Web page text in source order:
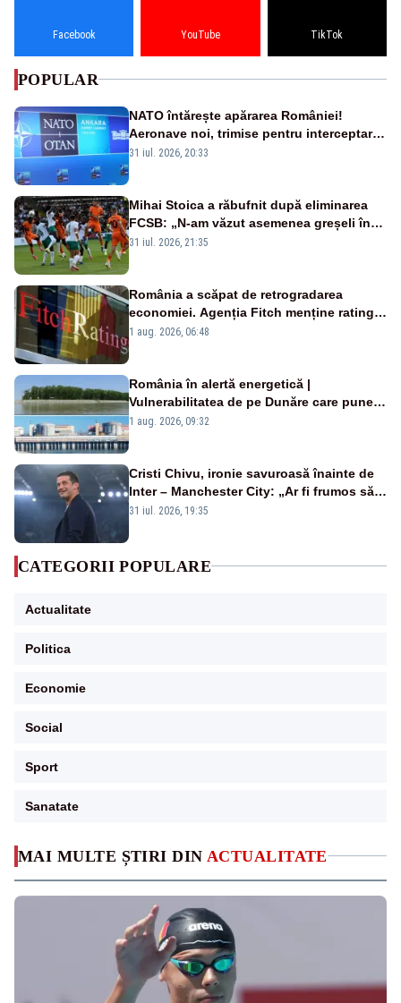
MAI MULTE ȘTIRI DIN ACTUALITATE
Facebook YouTube TikTok
POPULAR
NATO întărește apărarea României!
Aeronave noi, trimise pentru interceptarea
și distrugerea dronelor
31 iul. 2026, 20:33
Mihai Stoica a răbufnit după eliminarea
FCSB: „N-am văzut asemenea greșeli în
190 de meciuri europene”
31 iul. 2026, 21:35
România a scăpat de retrogradarea
economiei. Agenția Fitch menține ratingul
„BBB-” cu perspectivă negativă
1 aug. 2026, 06:48
România în alertă energetică |
Vulnerabilitatea de pe Dunăre care pune
în pericol Centrala Cernavodă era
1 aug. 2026, 09:32
Cristi Chivu, ironie savuroasă înainte de
Inter – Manchester City: „Ar fi frumos să
mai cumpărați și de la noi”
31 iul. 2026, 19:35
CATEGORII POPULARE
Actualitate
Politica
Economie
Social
Sport
Sanatate